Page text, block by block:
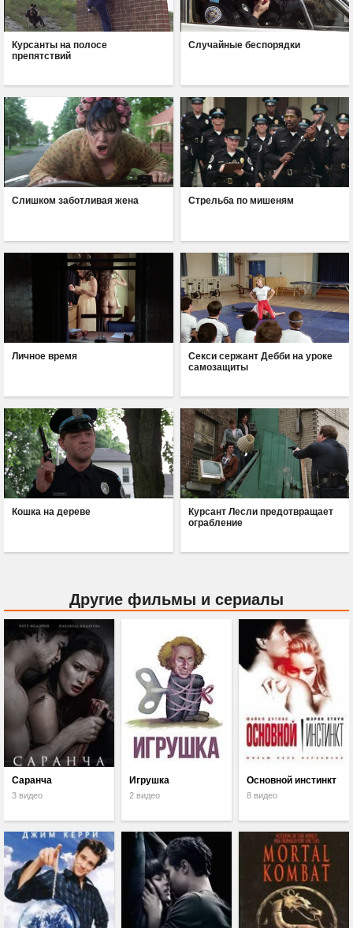
Курсанты на полосе
препятствий
Случайные беспорядки
Слишком заботливая жена Стрельба по мишеням
Личное время
Секси сержант Дебби на уроке
самозащиты
Кошка на дереве
Курсант Лесли предотвращает
ограбление
Другие фильмы и сериалы
Саранча
3 видео
Игрушка
2 видео
Основной инстинкт
8 видео